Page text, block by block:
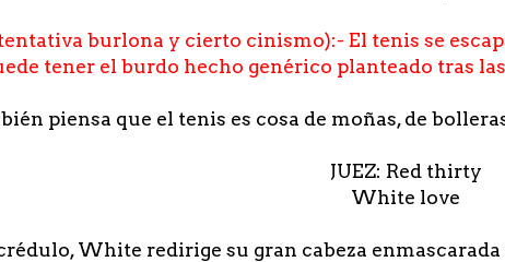
burlona y cierto cinismo):- El tenis se
tener el burdo hecho genérico planteado tras
piensa que el tenis es cosa de moñas, de
JUEZ: Red thirty
White love
White redirige su gran cabeza